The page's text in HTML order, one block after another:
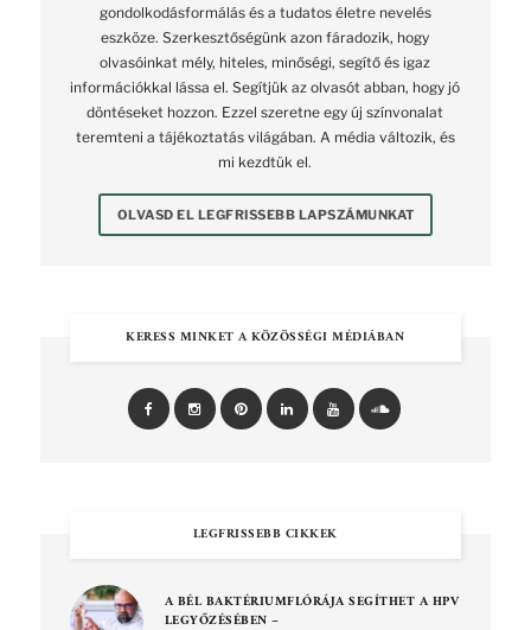
gondolkodásformálás és a tudatos életre nevelés
eszköze. Szerkesztőségünk azon fáradozik, hogy
olvasóinkat mély, hiteles, minőségi, segítő és igaz
információkkal lássa el. Segítjük az olvasót abban, hogy jó
döntéseket hozzon. Ezzel szeretne egy új színvonalat
teremteni a tájékoztatás világában. A média változik, és
mi kezdtük el.
OLVASD EL LEGFRISSEBB LAPSZÁMUNKAT
KERESS MINKET A KÖZÖSSÉGI MÉDIÁBAN
LEGFRISSEBB CIKKEK
A BÉL BAKTÉRIUMFLÓRÁJA SEGÍTHET A HPV
LEGYŐZÉSÉBEN –